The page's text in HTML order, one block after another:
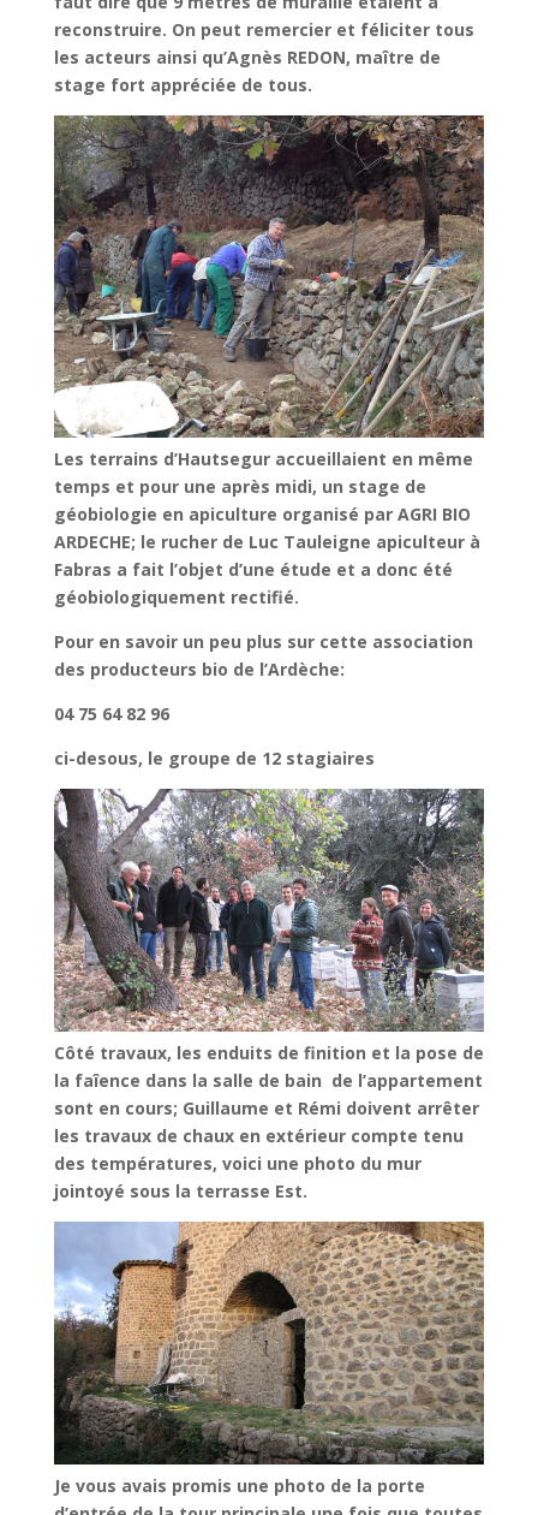
reconstruire. On peut remercier et féliciter tous
les acteurs ainsi qu’Agnès REDON, maître de
stage fort appréciée de tous.
Les terrains d’Hautsegur accueillaient en même
temps et pour une après midi, un stage de
géobiologie en apiculture organisé par AGRI BIO
ARDECHE; le rucher de Luc Tauleigne apiculteur à
Fabras a fait l’objet d’une étude et a donc été
géobiologiquement rectifié.
Pour en savoir un peu plus sur cette association
des producteurs bio de l’Ardèche:
04 75 64 82 96
ci-desous, le groupe de 12 stagiaires
Côté travaux, les enduits de finition et la pose de
la faîence dans la salle de bain de l’appartement
sont en cours; Guillaume et Rémi doivent arrêter
les travaux de chaux en extérieur compte tenu
des températures, voici une photo du mur
jointoyé sous la terrasse Est.
Je vous avais promis une photo de la porte